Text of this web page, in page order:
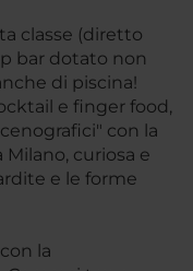
classe (diretto
bar dotato non
di piscina!
e finger food,
con la
curiosa e
e le forme
la